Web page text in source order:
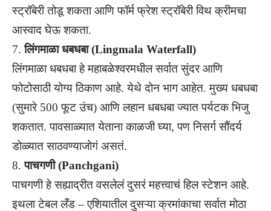
स्ट्रॉबेरी तोडू शकता आणि फॉर्म फ्रेश स्ट्रॉबेरी विथ क्रीमचा
आस्वाद घेऊ शकता.
7.लिंगमाळा धबधबा (Lingmala Waterfall)
लिंगमाळा धबधबा हे महाबळेश्वरमधील सर्वात सुंदर आणि
फोटोसाठी योग्य ठिकाण आहे. येथे दोन भाग आहेत. मुख्य धबधबा
(सुमारे 500 फूट उंच) आणि लहान धबधबा ज्यात पर्यटक भिजु
शकतात. पावसाळ्यात येताना काळजी घ्या, पण निसर्ग सौंदर्य
डोळ्यात साठवण्याजोगं असतं.
8.पाचगणी (Panchgani)
पाचगणी हे सह्याद्रीत वसलेलं दुसरं महत्त्वाचं हिल स्टेशन आहे.
इथला टेबल लँड – एशियातील दुसऱ्या क्रमांकाचा सर्वात मोठा